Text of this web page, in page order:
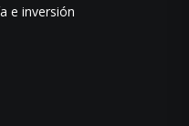
e inversión